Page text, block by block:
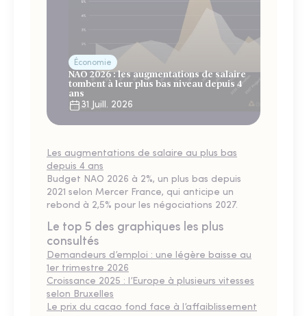
Économie
NAO 2026 : les augmentations de salaire
tombent à leur plus bas niveau depuis 4
ans
31 Juill. 2026
Les augmentations de salaire au plus bas
depuis 4 ans
Budget NAO 2026 à 2%, un plus bas depuis
2021 selon Mercer France, qui anticipe un
rebond à 2,5% pour les négociations 2027.
Le top 5 des graphiques les plus
consultés
Demandeurs d’emploi : une légère baisse au
1er trimestre 2026
Croissance 2025 : l’Europe à plusieurs vitesses
selon Bruxelles
Le prix du cacao fond face à l’affaiblissement